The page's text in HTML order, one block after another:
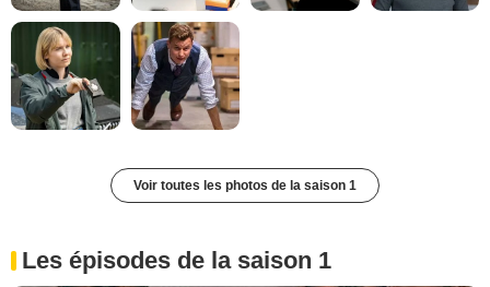
Voir toutes les photos de la saison 1
Les épisodes de la saison 1